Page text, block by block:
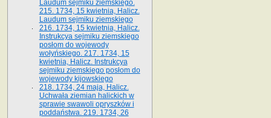
Laudum sejmiku ziemskiego.
215. 1734, 15 kwietnia, Halicz.
Laudum sejmiku ziemskiego
216. 1734, 15 kwietnia, Halicz.
Instrukcya sejmiku ziemskiego
posłom do wojewody
wołyńskiego. 217. 1734, 15
kwietnia, Halicz. Instrukcya
sejmiku ziemskiego posłom do
wojewody kijowskiego
218. 1734, 24 maja, Halicz.
Uchwała ziemian halickich w
sprawie swawoli opryszków i
poddaństwa. 219. 1734, 26